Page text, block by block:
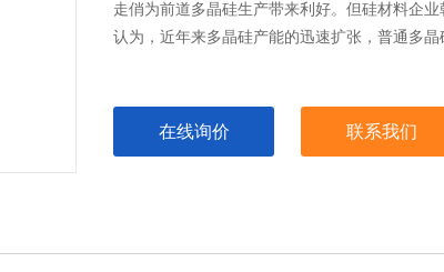
走俏为前道多晶硅生产带来利好。但硅材料企
认为，近年来多晶硅产能的迅速扩张，普通多
在线询价 联系我们